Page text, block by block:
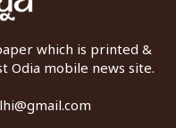
which is printed &
Odia mobile news site.